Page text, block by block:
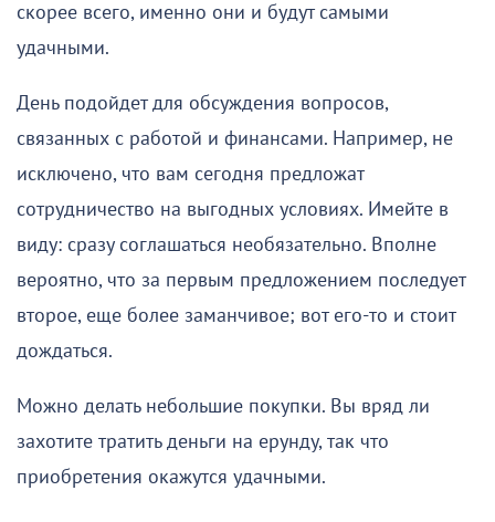
скорее всего, именно они и будут самыми
удачными.
День подойдет для обсуждения вопросов,
связанных с работой и финансами. Например, не
исключено, что вам сегодня предложат
сотрудничество на выгодных условиях. Имейте в
виду: сразу соглашаться необязательно. Вполне
вероятно, что за первым предложением последует
второе, еще более заманчивое; вот его-то и стоит
дождаться.
Можно делать небольшие покупки. Вы вряд ли
захотите тратить деньги на ерунду, так что
приобретения окажутся удачными.